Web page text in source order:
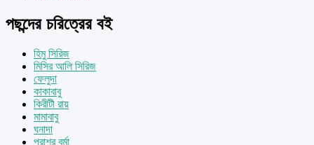
পছন্দের চরিত্রের বই
হিমু সিরিজ
মিসির আলি সিরিজ
ফেলুদা
কাকাবাবু
কিরীটী রায়
মামাবাবু
ঘনাদা
পরাশর বর্মা